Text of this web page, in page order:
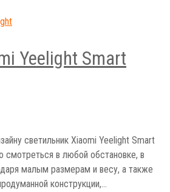
Yeelight Smart
светильник Xiaomi Yeelight Smart
смотреться в любой обстановке, в
малым размерам и весу, а также
конструкции,…